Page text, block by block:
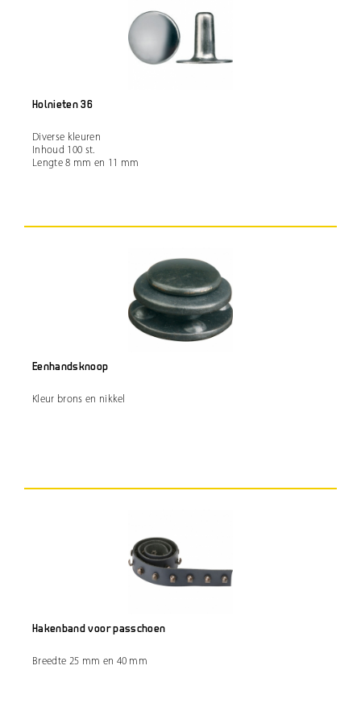
Holnieten 36
Diverse kleuren
Inhoud 100 st.
Lengte 8 mm en 11 mm
Eenhandsknoop
Kleur brons en nikkel
Hakenband voor passchoen
Breedte 25 mm en 40 mm